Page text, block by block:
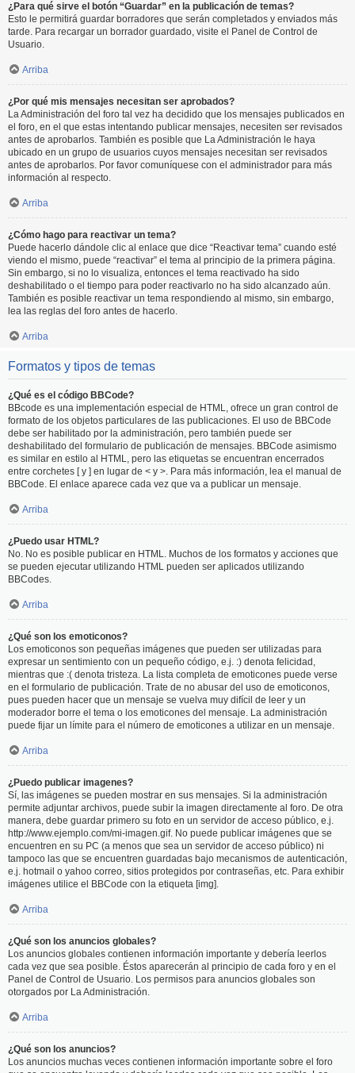
¿Para qué sirve el botón “Guardar” en la publicación de temas?
Esto le permitirá guardar borradores que serán completados y enviados más
tarde. Para recargar un borrador guardado, visite el Panel de Control de
Usuario.
Arriba
¿Por qué mis mensajes necesitan ser aprobados?
La Administración del foro tal vez ha decidido que los mensajes publicados en
el foro, en el que estas intentando publicar mensajes, necesiten ser revisados
antes de aprobarlos. También es posible que La Administración le haya
ubicado en un grupo de usuarios cuyos mensajes necesitan ser revisados
antes de aprobarlos. Por favor comuníquese con el administrador para más
información al respecto.
Arriba
¿Cómo hago para reactivar un tema?
Puede hacerlo dándole clic al enlace que dice “Reactivar tema” cuando esté
viendo el mismo, puede “reactivar” el tema al principio de la primera página.
Sin embargo, si no lo visualiza, entonces el tema reactivado ha sido
deshabilitado o el tiempo para poder reactivarlo no ha sido alcanzado aún.
También es posible reactivar un tema respondiendo al mismo, sin embargo,
lea las reglas del foro antes de hacerlo.
Arriba
Formatos y tipos de temas
¿Qué es el código BBCode?
BBcode es una implementación especial de HTML, ofrece un gran control de
formato de los objetos particulares de las publicaciones. El uso de BBCode
debe ser habilitado por la administración, pero también puede ser
deshabilitado del formulario de publicación de mensajes. BBCode asimismo
es similar en estilo al HTML, pero las etiquetas se encuentran encerrados
entre corchetes [ y ] en lugar de < y >. Para más información, lea el manual de
BBCode. El enlace aparece cada vez que va a publicar un mensaje.
Arriba
¿Puedo usar HTML?
No. No es posible publicar en HTML. Muchos de los formatos y acciones que
se pueden ejecutar utilizando HTML pueden ser aplicados utilizando
BBCodes.
Arriba
¿Qué son los emoticonos?
Los emoticonos son pequeñas imágenes que pueden ser utilizadas para
expresar un sentimiento con un pequeño código, e.j. :) denota felicidad,
mientras que :( denota tristeza. La lista completa de emoticones puede verse
en el formulario de publicación. Trate de no abusar del uso de emoticonos,
pues pueden hacer que un mensaje se vuelva muy difícil de leer y un
moderador borre el tema o los emoticones del mensaje. La administración
puede fijar un límite para el número de emoticones a utilizar en un mensaje.
Arriba
¿Puedo publicar imagenes?
Sí, las imágenes se pueden mostrar en sus mensajes. Si la administración
permite adjuntar archivos, puede subir la imagen directamente al foro. De otra
manera, debe guardar primero su foto en un servidor de acceso público, e.j.
http://www.ejemplo.com/mi-imagen.gif. No puede publicar imágenes que se
encuentren en su PC (a menos que sea un servidor de acceso público) ni
tampoco las que se encuentren guardadas bajo mecanismos de autenticación,
e.j. hotmail o yahoo correo, sitios protegidos por contraseñas, etc. Para exhibir
imágenes utilice el BBCode con la etiqueta [img].
Arriba
¿Qué son los anuncios globales?
Los anuncios globales contienen información importante y debería leerlos
cada vez que sea posible. Éstos aparecerán al principio de cada foro y en el
Panel de Control de Usuario. Los permisos para anuncios globales son
otorgados por La Administración.
Arriba
¿Qué son los anuncios?
Los anuncios muchas veces contienen información importante sobre el foro